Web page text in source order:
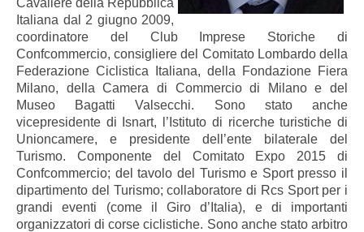
Italiana dal 2 giugno 2009,
coordinatore del Club Imprese Storiche di
Confcommercio, consigliere del Comitato Lombardo della
Federazione Ciclistica Italiana, della Fondazione Fiera
Milano, della Camera di Commercio di Milano e del
Museo Bagatti Valsecchi. Sono stato anche
vicepresidente di Isnart, l’Istituto di ricerche turistiche di
Unioncamere, e presidente dell’ente bilaterale del
Turismo. Componente del Comitato Expo 2015 di
Confcommercio; del tavolo del Turismo e Sport presso il
dipartimento del Turismo; collaboratore di Rcs Sport per i
grandi eventi (come il Giro d’Italia), e di importanti
organizzatori di corse ciclistiche. Sono anche stato arbitro